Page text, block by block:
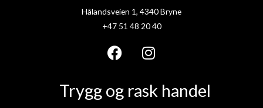
Hålandsveien 1, 4340 Bryne
+47 51 48 20 40
F
c
I
s
Trygg og rask handel